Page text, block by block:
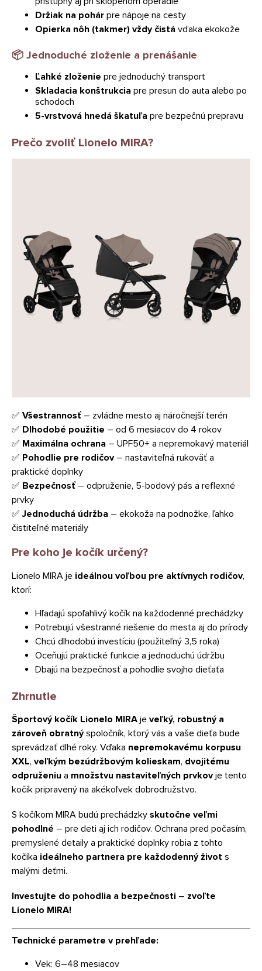
Držiak na pohár pre nápoje na cesty
Opierka nôh (takmer) vždy čistá vďaka ekokože
📦 Jednoduché zloženie a prenášanie
Ľahké zloženie pre jednoduchý transport
Skladacia konštrukcia pre presun do auta alebo po
schodoch
5-vrstvová hnedá škatuľa pre bezpečnú prepravu
Prečo zvoliť Lionelo MIRA?
✅ Všestrannosť – zvládne mesto aj náročnejší terén
✅ Dlhodobé použitie – od 6 mesiacov do 4 rokov
✅ Maximálna ochrana – UPF50+ a nepremokavý materiál
✅ Pohodlie pre rodičov – nastaviteľná rukoväť a
praktické doplnky
✅ Bezpečnosť – odpruženie, 5-bodový pás a reflexné
prvky
✅ Jednoduchá údržba – ekokoža na podnožke, ľahko
čistiteľné materiály
Pre koho je kočík určený?
Lionelo MIRA je ideálnou voľbou pre aktívnych rodičov,
ktorí:
Hľadajú spoľahlivý kočík na každodenné prechádzky
Potrebujú všestranné riešenie do mesta aj do prírody
Chcú dlhodobú investíciu (použiteľný 3,5 roka)
Oceňujú praktické funkcie a jednoduchú údržbu
Dbajú na bezpečnosť a pohodlie svojho dieťaťa
Zhrnutie
Športový kočík Lionelo MIRA je veľký, robustný a
zároveň obratný spoločník, ktorý vás a vaše dieťa bude
sprevádzať dlhé roky. Vďaka nepremokavému korpusu
XXL, veľkým bezúdržbovým kolieskam, dvojitému
odpruženiu a množstvu nastaviteľných prvkov je tento
kočík pripravený na akékoľvek dobrodružstvo.
S kočíkom MIRA budú prechádzky skutočne veľmi
pohodlné – pre deti aj ich rodičov. Ochrana pred počasím,
premyslené detaily a praktické doplnky robia z tohto
kočíka ideálneho partnera pre každodenný život s
malými deťmi.
Investujte do pohodlia a bezpečnosti – zvoľte
Lionelo MIRA!
Technické parametre v prehľade:
Vek: 6–48 mesiacov